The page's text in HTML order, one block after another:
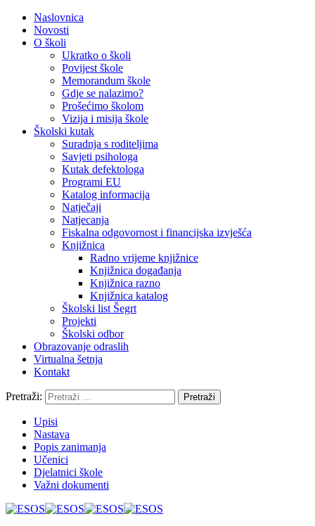
Naslovnica
Novosti
O školi
Ukratko o školi
Povijest škole
Memorandum škole
Gdje se nalazimo?
Prošećimo školom
Vizija i misija škole
Školski kutak
Suradnja s roditeljima
Savjeti psihologa
Kutak defektologa
Programi EU
Katalog informacija
Natječaji
Natjecanja
Fiskalna odgovornost i financijska izvješća
Knjižnica
Radno vrijeme knjižnice
Knjižnica događanja
Knjižnica razno
Knjižnica katalog
Školski list Šegrt
Projekti
Školski odbor
Obrazovanje odraslih
Virtualna šetnja
Kontakt
Pretraži:
Upisi
Nastava
Popis zanimanja
Učenici
Djelatnici škole
Važni dokumenti